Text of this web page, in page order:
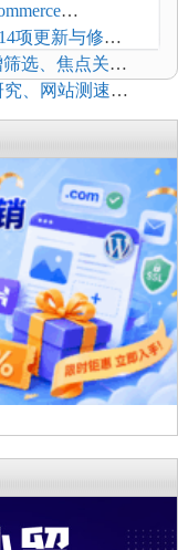
台体验并扩展电
项更新与修
筛选、焦点关键
、网站测速与